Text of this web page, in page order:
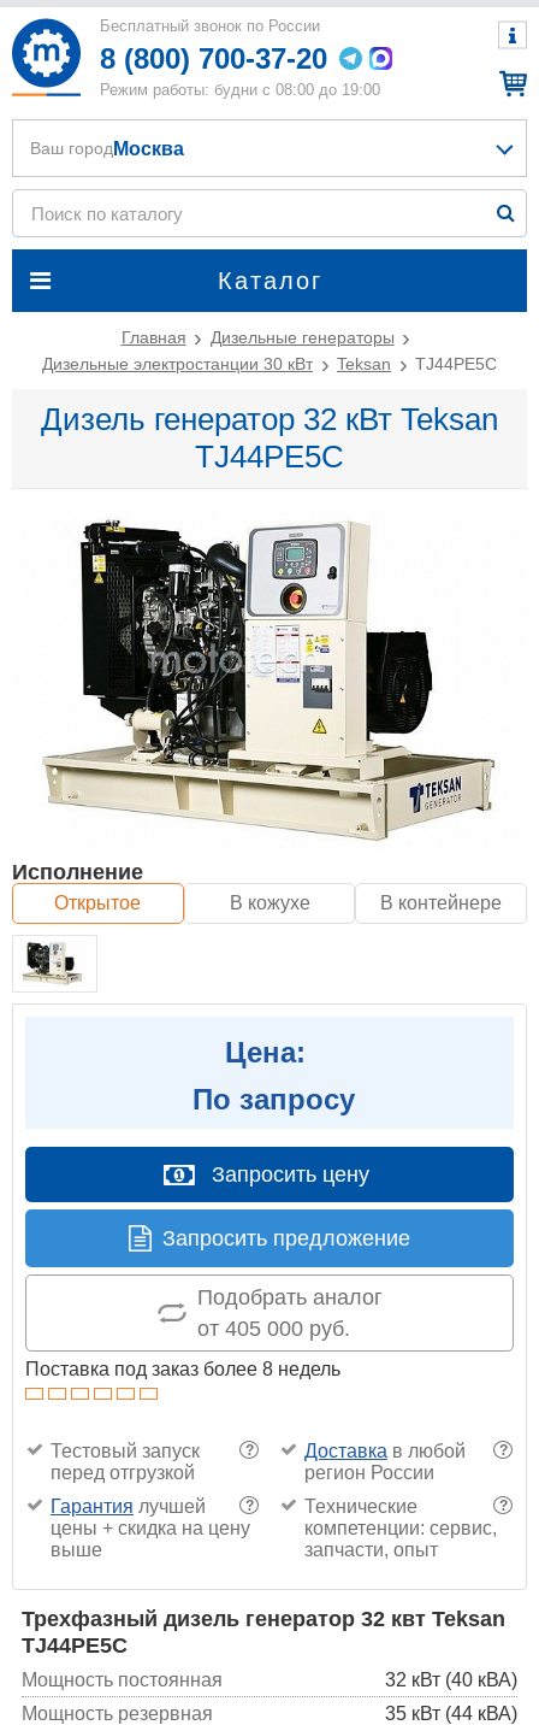
Бесплатный звонок по России
8 (800) 700-37-20
Режим работы: будни с 08:00 до 19:00
Каталог
Ваш город Москва
Главная
Дизельные генераторы
Дизельные электростанции 30 кВт
Teksan TJ44PE5C
Дизель генератор 32 кВт Teksan
TJ44PE5C
Исполнение
Открытое В кожухе В контейнере
Цена:
По запросу
Запросить цену
Запросить предложение
Подобрать аналог
от 405 000 руб.
Поставка под заказ более 8 недель
?
Тестовый запуск
перед отгрузкой
?
Доставка в любой
регион России
?
Гарантия лучшей
цены + скидка на цену
выше
?
Технические
компетенции: сервис,
запчасти, опыт
Трехфазный дизель генератор 32 квт Teksan
TJ44PE5C
Мощность постоянная
32 кВт (40 кВА)
Мощность резервная
35 кВт (44 кВА)